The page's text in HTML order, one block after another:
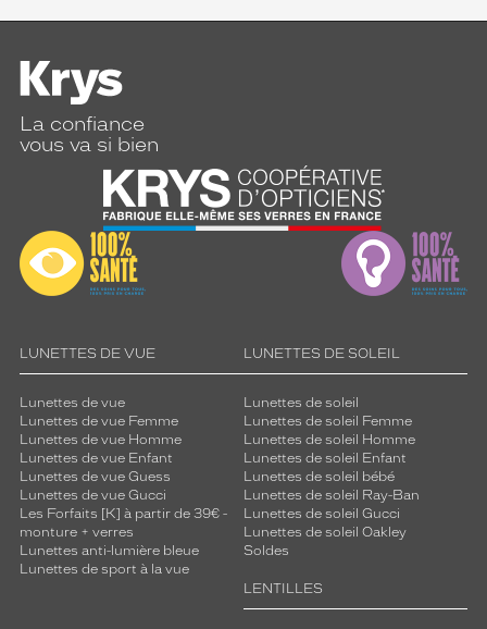
La confiance
vous va si bien
LUNETTES DE VUE
Lunettes de vue
Lunettes de vue Femme
Lunettes de vue Homme
Lunettes de vue Enfant
Lunettes de vue Guess
Lunettes de vue Gucci
Les Forfaits [K] à partir de 39€ -
monture + verres
Lunettes anti-lumière bleue
Lunettes de sport à la vue
LUNETTES DE SOLEIL
Lunettes de soleil
Lunettes de soleil Femme
Lunettes de soleil Homme
Lunettes de soleil Enfant
Lunettes de soleil bébé
Lunettes de soleil Ray-Ban
Lunettes de soleil Gucci
Lunettes de soleil Oakley
Soldes
LENTILLES